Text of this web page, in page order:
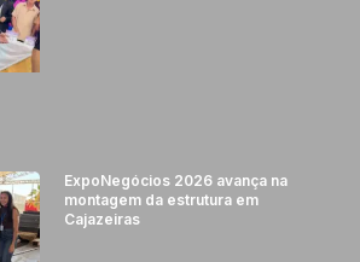
ExpoNegócios 2026 avança na
montagem da estrutura em
Cajazeiras